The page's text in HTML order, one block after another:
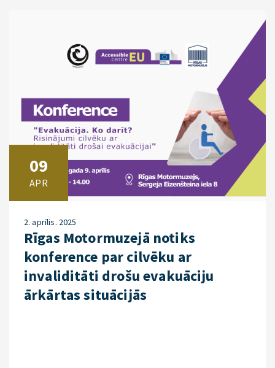
09
APR
2. aprīlis. 2025
Rīgas Motormuzejā notiks
konference par cilvēku ar
invaliditāti drošu evakuāciju
ārkārtas situācijās